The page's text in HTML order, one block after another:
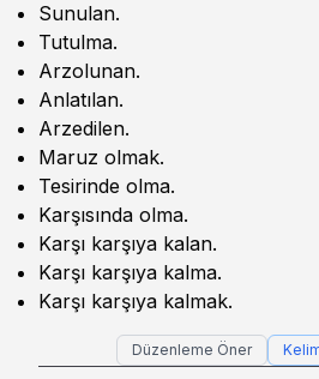
Sunulan.
Tutulma.
Arzolunan.
Anlatılan.
Arzedilen.
Maruz olmak.
Tesirinde olma.
Karşısında olma.
Karşı karşıya kalan.
Karşı karşıya kalma.
Karşı karşıya kalmak.
Düzenleme Öner